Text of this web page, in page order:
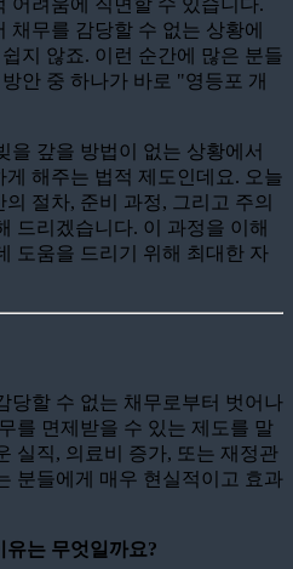
무를 감당할 수 없는 상황에
지 않죠. 이런 순간에 많은 분들
안 중 하나가 바로 "영등포 개
을 갚을 방법이 없는 상황에서
해주는 법적 제도인데요. 오늘
절차, 준비 과정, 그리고 주의
드리겠습니다. 이 과정을 이해
도움을 드리기 위해 최대한 자
당할 수 없는 채무로부터 벗어나
를 면제받을 수 있는 제도를 말
실직, 의료비 증가, 또는 재정관
분들에게 매우 현실적이고 효과
는 무엇일까요?